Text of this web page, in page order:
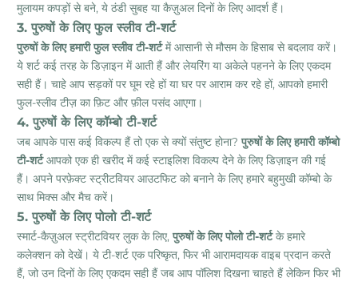
मुलायम कपड़ों से बने, ये ठंडी सुबह या कैज़ुअल दिनों के लिए आदर्श हैं।
3. पुरुषों के लिए फुल स्लीव टी-शर्ट
पुरुषों के लिए हमारी फुल स्लीव टी-शर्टमें आसानी से मौसम के हिसाब से बदलाव करें।
ये शर्ट कई तरह के डिज़ाइन में आती हैं और लेयरिंग या अकेले पहनने के लिए एकदम
सही हैं। चाहे आप सड़कों पर घूम रहे हों या घर पर आराम कर रहे हों, आपको हमारी
फुल-स्लीव टीज़ का फ़िट और फ़ील पसंद आएगा।
4. पुरुषों के लिए कॉम्बो टी-शर्ट
जब आपके पास कई विकल्प हैं तो एक से क्यों संतुष्ट होना? पुरुषों के लिए हमारी कॉम्बो
टी-शर्टआपको एक ही खरीद में कई स्टाइलिश विकल्प देने के लिए डिज़ाइन की गई
हैं। अपने परफ़ेक्ट स्ट्रीटवियर आउटफिट को बनाने के लिए हमारे बहुमुखी कॉम्बो के
साथ मिक्स और मैच करें।
5. पुरुषों के लिए पोलो टी-शर्ट
स्मार्ट-कैज़ुअल स्ट्रीटवियर लुक के लिए, पुरुषों के लिए पोलो टी-शर्टके हमारे
कलेक्शन को देखें। ये टी-शर्ट एक परिष्कृत, फिर भी आरामदायक वाइब प्रदान करते
हैं, जो उन दिनों के लिए एकदम सही हैं जब आप पॉलिश दिखना चाहते हैं लेकिन फिर भी